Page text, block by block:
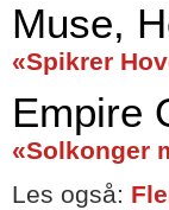
Muse,
«Spikrer
Empire
«Solkonger
Les også: